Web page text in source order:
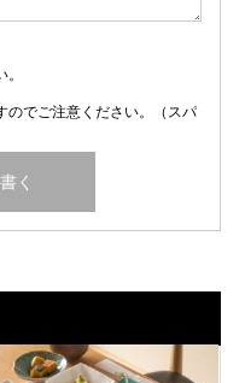
のでご注意ください。（スパ